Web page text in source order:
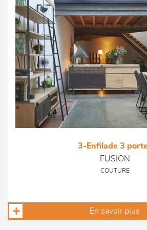
3-Enfilade 3
FUSION
COUTURE
En savoir plus